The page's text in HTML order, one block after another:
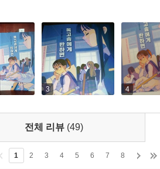
없는 박선희는 그저 ‘실없는 아이’가
명될 수 없음은 물론이다. 이렇게 이
자에 대해 갖고 있는 편견과 선입견
음 내딛으면 어떤 “사람”을 만나게
언할 수 없지만, 바로 그렇기에 용기
나고 한동안 든든했다.
못한 힘으로 내가 할 수 없는 일을 해
가 주는 통쾌함에만 마냥 취해 있을 수
3 4
전체 리뷰 (49)
1 2 3 4 5 6 7 8